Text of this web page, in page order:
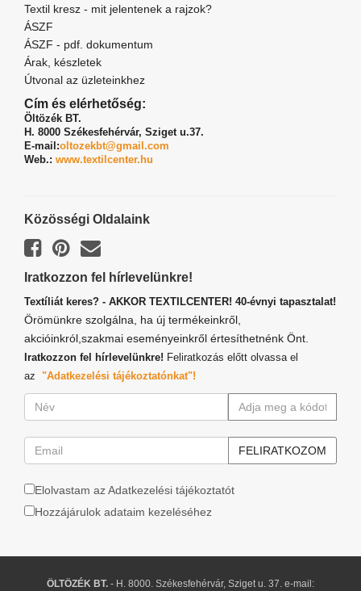
Textil kresz - mit jelentenek a rajzok?
ÁSZF
ÁSZF - pdf. dokumentum
Árak, készletek
Útvonal az üzleteinkhez
Cím és elérhetőség:
Öltözék BT.
H. 8000 Székesfehérvár, Sziget u.37.
E-mail:oltozekbt@gmail.com
Web.: www.textilcenter.hu
Közösségi Oldalaink
Iratkozzon fel hírlevelünkre!
Textíliát keres? - AKKOR TEXTILCENTER! 40-évnyi tapasztalat!
Örömünkre szolgálna, ha új termékeinkről,
akcióinkról,szakmai eseményeinkről értesíthetnénk Önt.
Iratkozzon fel hírlevelünkre! Feliratkozás előtt olvassa el
az "Adatkezelési tájékoztatónkat"!
Elolvastam az Adatkezelési tájékoztatót
Hozzájárulok adataim kezeléséhez
ÖLTÖZÉK BT. - H. 8000. Székesfehérvár, Sziget u. 37. e-mail: